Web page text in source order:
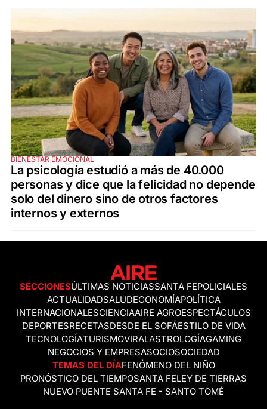
BIENESTAR EMOCIONAL
La psicología estudió a más de 40.000
personas y dice que la felicidad no depende
solo del dinero sino de otros factores
internos y externos
SECCIONESÚLTIMAS NOTICIASSANTA FEPOLICIALES
ACTUALIDADSALUDECONOMÍAPOLÍTICA
INTERNACIONALESCIENCIAAIRE AGROESPECTÁCULOS
DEPORTESRECETASDESDE EL SOFÁESTILO DE VIDA
TECNOLOGÍATURISMOVIRALASTROLOGÍAGAMING
NEGOCIOS Y EMPRESASOCIOSOCIEDAD
TEMAS DEL DÍAFENÓMENO DEL NIÑO
PRONÓSTICO DEL TIEMPOSANTA FELEY DE TIERRAS
NUEVO PUENTE SANTA FE - SANTO TOMÉ